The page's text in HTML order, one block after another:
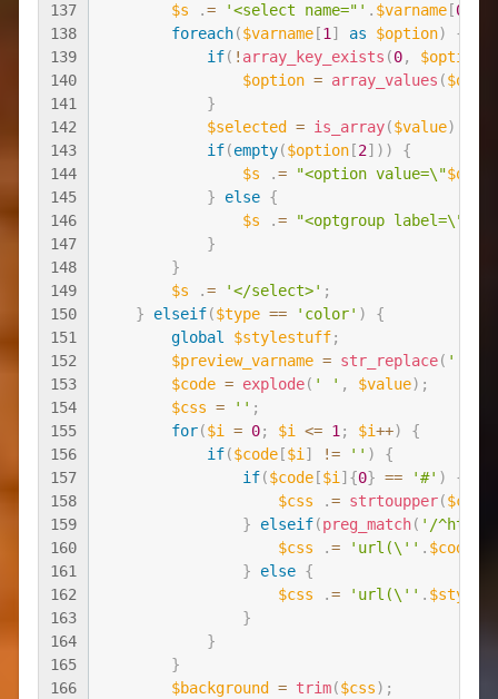
137
138
139
140
141
142
143
144
145
146
147
148
149
150
151
152
153
154
155
156
157
158
159
160
161
162
163
164
165
166
$s
.= '<select name="' . $varname[0
foreach($varname[1 ] as $option)
{
if( ! array_key_exists (0, $option
$option = array_values (
}
$selected
= is_array($value)
if(empty($option[2] ) )
{
$s
.= "<option value=\"
}
else {
$s
.= "<optgroup label=\""
}
}
$s
.= '</select>' ;
}
elseif($type == 'color' )
{
global
$stylestuff;
$preview_varname = str_replace( '['
$code = explode( ' ' , $value) ;
$css = '' ;
for($i = 0; $i <= 1 ; $i++)
{
if($code[$i ] != '' )
{
if($code[$i ] {0} == '#' )
{
$css
.= strtoupper($code
}
elseif(preg_match( '/
$css
.= 'url(\'' . $code
}
else {
$css
.= 'url(\'' .
}
}
}
$background
= trim($css) ;